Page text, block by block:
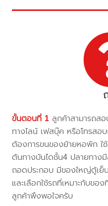
ขั้นตอนที่ 1 ลูกค้าสามารถสอ
ทางไลน์ เฟสบุ๊ค หรือโทรสอ
ต้องการขนของย้ายหอพัก ใ
ต้นทางบันไดชั้น4 ปลายทาง
ถอดประกอบ มีของใหญ่ตู้เย็น
และเลือกใช้รถที่เหมาะกับขอ
ลูกค้าพึงพอใจครับ